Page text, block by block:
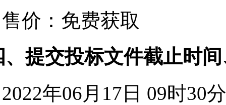
售价： 免费获取
、提交投标文件截止时
2022年06月17日 09时30